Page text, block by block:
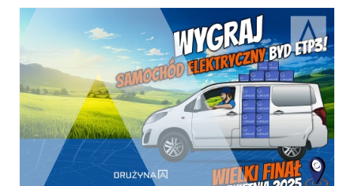
sięgnąć po nagrodę główną – bezprzewodowy
odkurzacz pionowy Tefal TY6837WO.